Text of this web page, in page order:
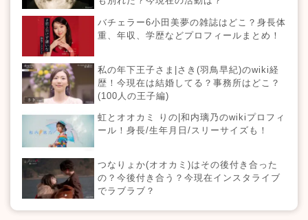
バチェラー6小田美夢の雑誌はどこ？身長体
重、年収、学歴などプロフィールまとめ！
私の年下王子さま|さき(羽鳥早紀)のwiki経
歴！今現在は結婚してる？事務所はどこ？
(100人の王子編)
虹とオオカミ りの|和内璃乃のwikiプロフィ
ール！身長/生年月日/スリーサイズも！
つなりょか(オオカミ)はその後付き合った
の？今後付き合う？今現在インスタライブ
でラブラブ？